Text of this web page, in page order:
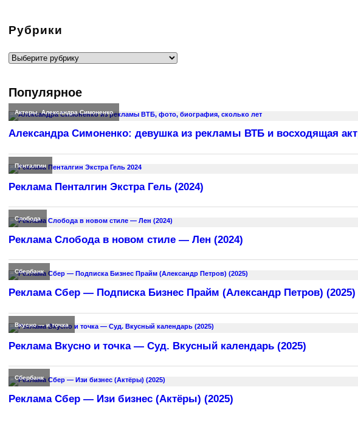
Рубрики
Рубрики
Популярное
Актеры,Александра Симоненко
Александра Симоненко: девушка из рекламы ВТБ и восходящая
Пенталгин
Реклама Пенталгин Экстра Гель (2024)
Слобода
Реклама Слобода в новом стиле — Лен (2024)
Сбербанк
Реклама Сбер — Подписка Бизнес Прайм (Александр Петров) (2025)
Вкусно — и точка
Реклама Вкусно и точка — Суд. Вкусный календарь (2025)
Сбербанк
Реклама Сбер — Изи бизнес (Актёры) (2025)